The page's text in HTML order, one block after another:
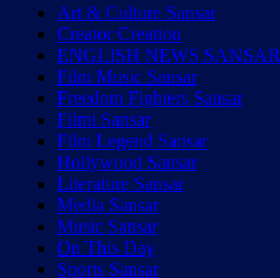
Art & Culture Sansar
Creator Creation
ENGLISH NEWS SANSAR
Film Music Sansar
Freedom Fighters Sansar
Filmi Sansar
Film Legend Sansar
Hollywood Sansar
Literature Sansar
Media Sansar
Music Sansar
On This Day
Sports Sansar